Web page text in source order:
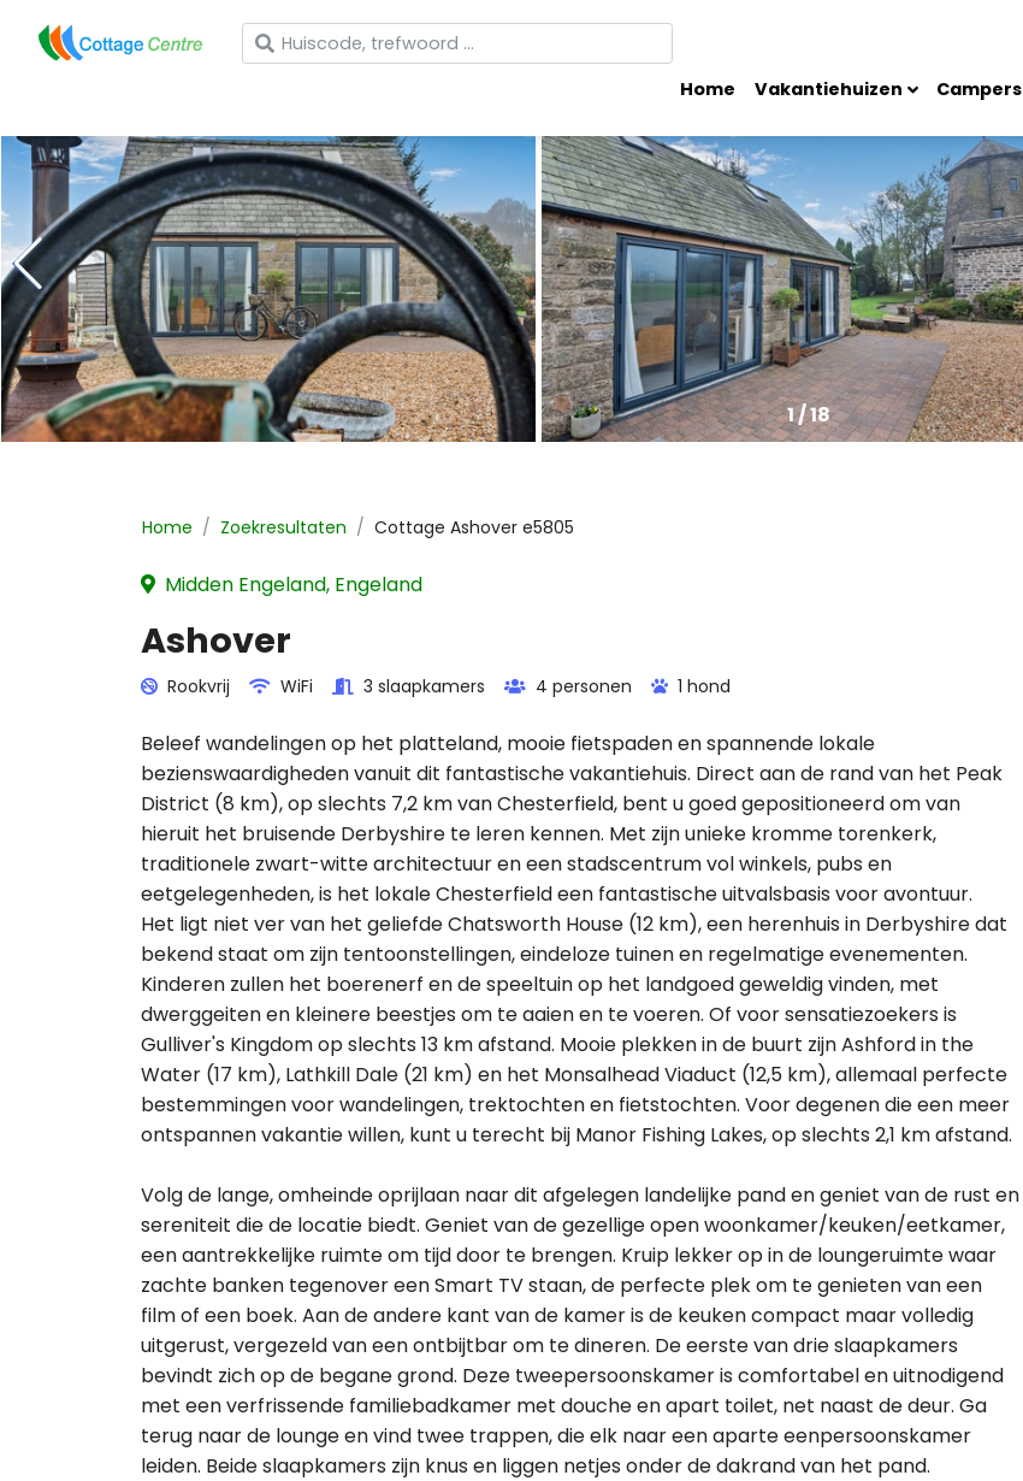
Wat zoekt u?
Home Vakantiehuizen Campers
1/18
Home Zoekresultaten Cottage Ashover e5805
Midden Engeland, Engeland
Ashover
Rookvrij WiFi 3 slaapkamers 4 personen 1 hond
Beleef wandelingen op het platteland, mooie fietspaden en spannende lokale
bezienswaardigheden vanuit dit fantastische vakantiehuis. Direct aan de rand van het Peak
District (8 km), op slechts 7,2 km van Chesterfield, bent u goed gepositioneerd om van
hieruit het bruisende Derbyshire te leren kennen. Met zijn unieke kromme torenkerk,
traditionele zwart-witte architectuur en een stadscentrum vol winkels, pubs en
eetgelegenheden, is het lokale Chesterfield een fantastische uitvalsbasis voor avontuur.
Het ligt niet ver van het geliefde Chatsworth House (12 km), een herenhuis in Derbyshire dat
bekend staat om zijn tentoonstellingen, eindeloze tuinen en regelmatige evenementen.
Kinderen zullen het boerenerf en de speeltuin op het landgoed geweldig vinden, met
dwerggeiten en kleinere beestjes om te aaien en te voeren. Of voor sensatiezoekers is
Gulliver's Kingdom op slechts 13 km afstand. Mooie plekken in de buurt zijn Ashford in the
Water (17 km), Lathkill Dale (21 km) en het Monsalhead Viaduct (12,5 km), allemaal perfecte
bestemmingen voor wandelingen, trektochten en fietstochten. Voor degenen die een meer
ontspannen vakantie willen, kunt u terecht bij Manor Fishing Lakes, op slechts 2,1 km afstand.
Volg de lange, omheinde oprijlaan naar dit afgelegen landelijke pand en geniet van de rust en
sereniteit die de locatie biedt. Geniet van de gezellige open woonkamer/keuken/eetkamer,
een aantrekkelijke ruimte om tijd door te brengen. Kruip lekker op in de loungeruimte waar
zachte banken tegenover een Smart TV staan, de perfecte plek om te genieten van een
film of een boek. Aan de andere kant van de kamer is de keuken compact maar volledig
uitgerust, vergezeld van een ontbijtbar om te dineren. De eerste van drie slaapkamers
bevindt zich op de begane grond. Deze tweepersoonskamer is comfortabel en uitnodigend
met een verfrissende familiebadkamer met douche en apart toilet, net naast de deur. Ga
terug naar de lounge en vind twee trappen, die elk naar een aparte eenpersoonskamer
leiden. Beide slaapkamers zijn knus en liggen netjes onder de dakrand van het pand.